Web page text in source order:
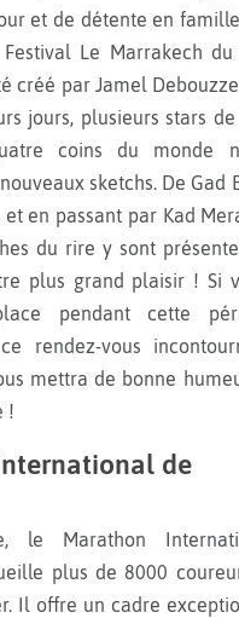
et de détente en
Le Marrakech du
créé par Jamel
jours, plusieurs stars
coins du monde
sketchs. De Gad
et en passant par Kad
du rire y sont
plus grand plaisir ! Si
pendant cette
rendez-vous
mettra de bonne
!
plus de 8000
Il offre un cadre